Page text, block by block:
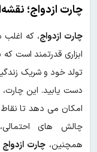
چارت ازدواج؛
چارت ازدواج، که اغلب
ابزاری قدرتمند است
تولد خود و شریک
دست یابید. این چارت،
امکان می دهد تا نقاط
چالش های احتمالی،
همچنین،چارت ازدواج